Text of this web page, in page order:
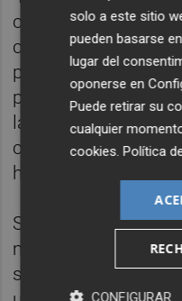
con derechos, con
cotizaciones
prestaciones
pensionistas de
las pensiones de
contribuir a pagar
ha reivindicado Fica-
Según el sindicato,
multada por
semipública y por
solo a este sitio
pueden basarse
lugar del
oponerse en
Puede retirar su
cualquier
cookies.Política
CONFIGURAR